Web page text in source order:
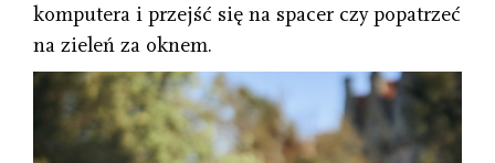
komputera i przejść się na spacer czy popatrzeć
na zieleń za oknem.